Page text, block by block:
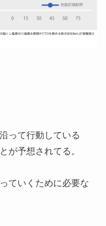
って行動している
が予想されてる。
ていくために必要な